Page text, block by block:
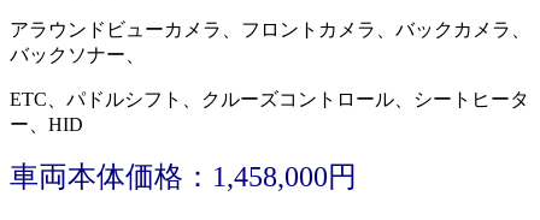
アラウンドビューカメラ、フロントカメラ、バックカメラ、
バックソナー、
ETC、パドルシフト、クルーズコントロール、シートヒータ
ー、HID
車両本体価格：1,458,000円